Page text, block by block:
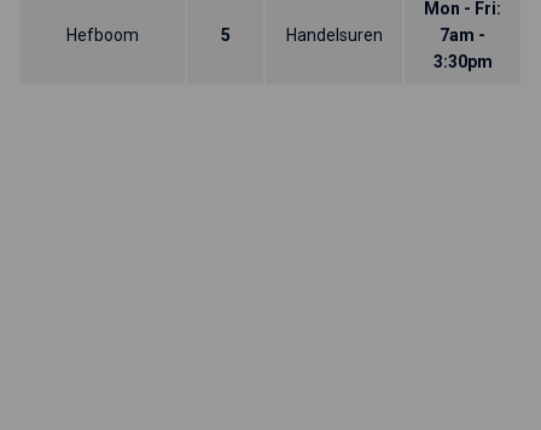
Hefboom 5 Handelsuren
Mon - Fri:
7am -
3:30pm